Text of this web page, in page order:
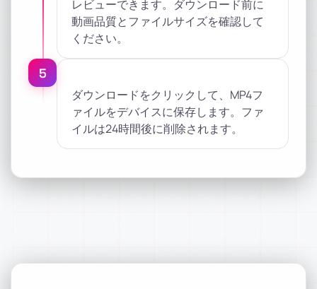
レビューできます。ダウンロード前に
動画品質とファイルサイズを確認して
ください。
5
ダウンロードをクリックして、MP4フ
ァイルをデバイスに保存します。ファ
イルは24時間後に削除されます。